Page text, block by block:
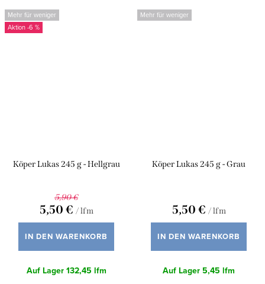
Mehr für weniger
-6 %
Köper Lukas 245 g - Hellgrau
5,90 €
5,50 € / lfm
IN DEN WARENKORB
Auf Lager132,45 lfm
Mehr für weniger
Köper Lukas 245 g - Grau
5,50 € / lfm
IN DEN WARENKORB
Auf Lager5,45 lfm